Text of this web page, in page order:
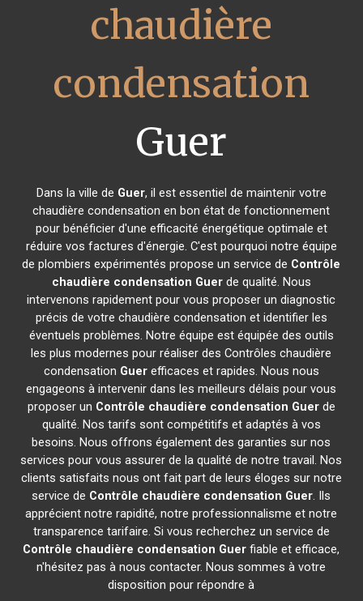
chaudière
condensation
Guer
Dans la ville de Guer, il est essentiel de maintenir votre
chaudière condensation en bon état de fonctionnement
pour bénéficier d'une efficacité énergétique optimale et
réduire vos factures d'énergie. C'est pourquoi notre équipe
de plombiers expérimentés propose un service de Contrôle
chaudière condensation Guerde qualité. Nous
intervenons rapidement pour vous proposer un diagnostic
précis de votre chaudière condensation et identifier les
éventuels problèmes. Notre équipe est équipée des outils
les plus modernes pour réaliser des Contrôles chaudière
condensation Guerefficaces et rapides. Nous nous
engageons à intervenir dans les meilleurs délais pour vous
proposer un Contrôle chaudière condensation Guerde
qualité. Nos tarifs sont compétitifs et adaptés à vos
besoins. Nous offrons également des garanties sur nos
services pour vous assurer de la qualité de notre travail. Nos
clients satisfaits nous ont fait part de leurs éloges sur notre
service de Contrôle chaudière condensation Guer. Ils
apprécient notre rapidité, notre professionnalisme et notre
transparence tarifaire. Si vous recherchez un service de
Contrôle chaudière condensation Guer fiable et efficace,
n'hésitez pas à nous contacter. Nous sommes à votre
disposition pour répondre à